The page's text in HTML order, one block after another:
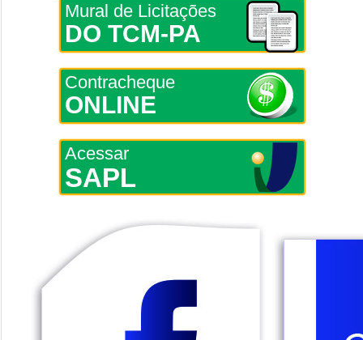
Mural de Licitações
DO TCM-PA
Contracheque
ONLINE
Acessar
SAPL